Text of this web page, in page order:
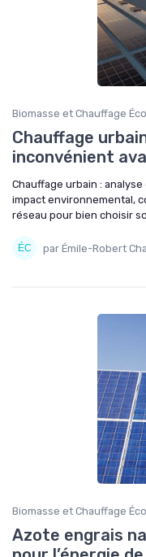
Biomasse et Chauffage
Chauffage
inconvénient
Chauffage urbain :
impact environnemental,
réseau pour bien choisir
par Émile-Robert
Biomasse et Chauffage
Azote engrais